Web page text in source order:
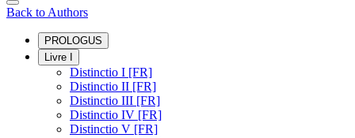
Back to Authors
PROLOGUS
Livre I
Distinctio I [FR]
Distinctio II [FR]
Distinctio III [FR]
Distinctio IV [FR]
Distinctio V [FR]